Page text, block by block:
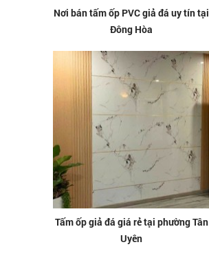
Nơi bán tấm ốp PVC giả đá uy tín tại
Đông Hòa
Tấm ốp giả đá giá rẻ tại phường Tân
Uyên